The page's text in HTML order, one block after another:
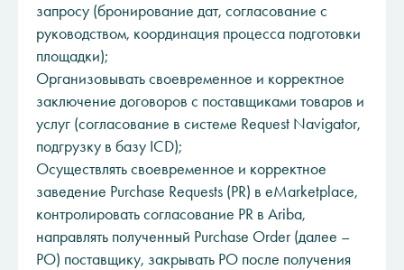
запросу (бронирование дат, согласование с
руководством, координация процесса подготовки
площадки);
Организовывать своевременное и корректное
заключение договоров с поставщиками товаров и
услуг (согласование в системе Request Navigator,
подгрузку в базу ICD);
Осуществлять своевременное и корректное
заведение Purchase Requests (PR) в eMarketplace,
контролировать согласование PR в Ariba,
направлять полученный Purchase Order (далее –
PO) поставщику, закрывать PO после получения